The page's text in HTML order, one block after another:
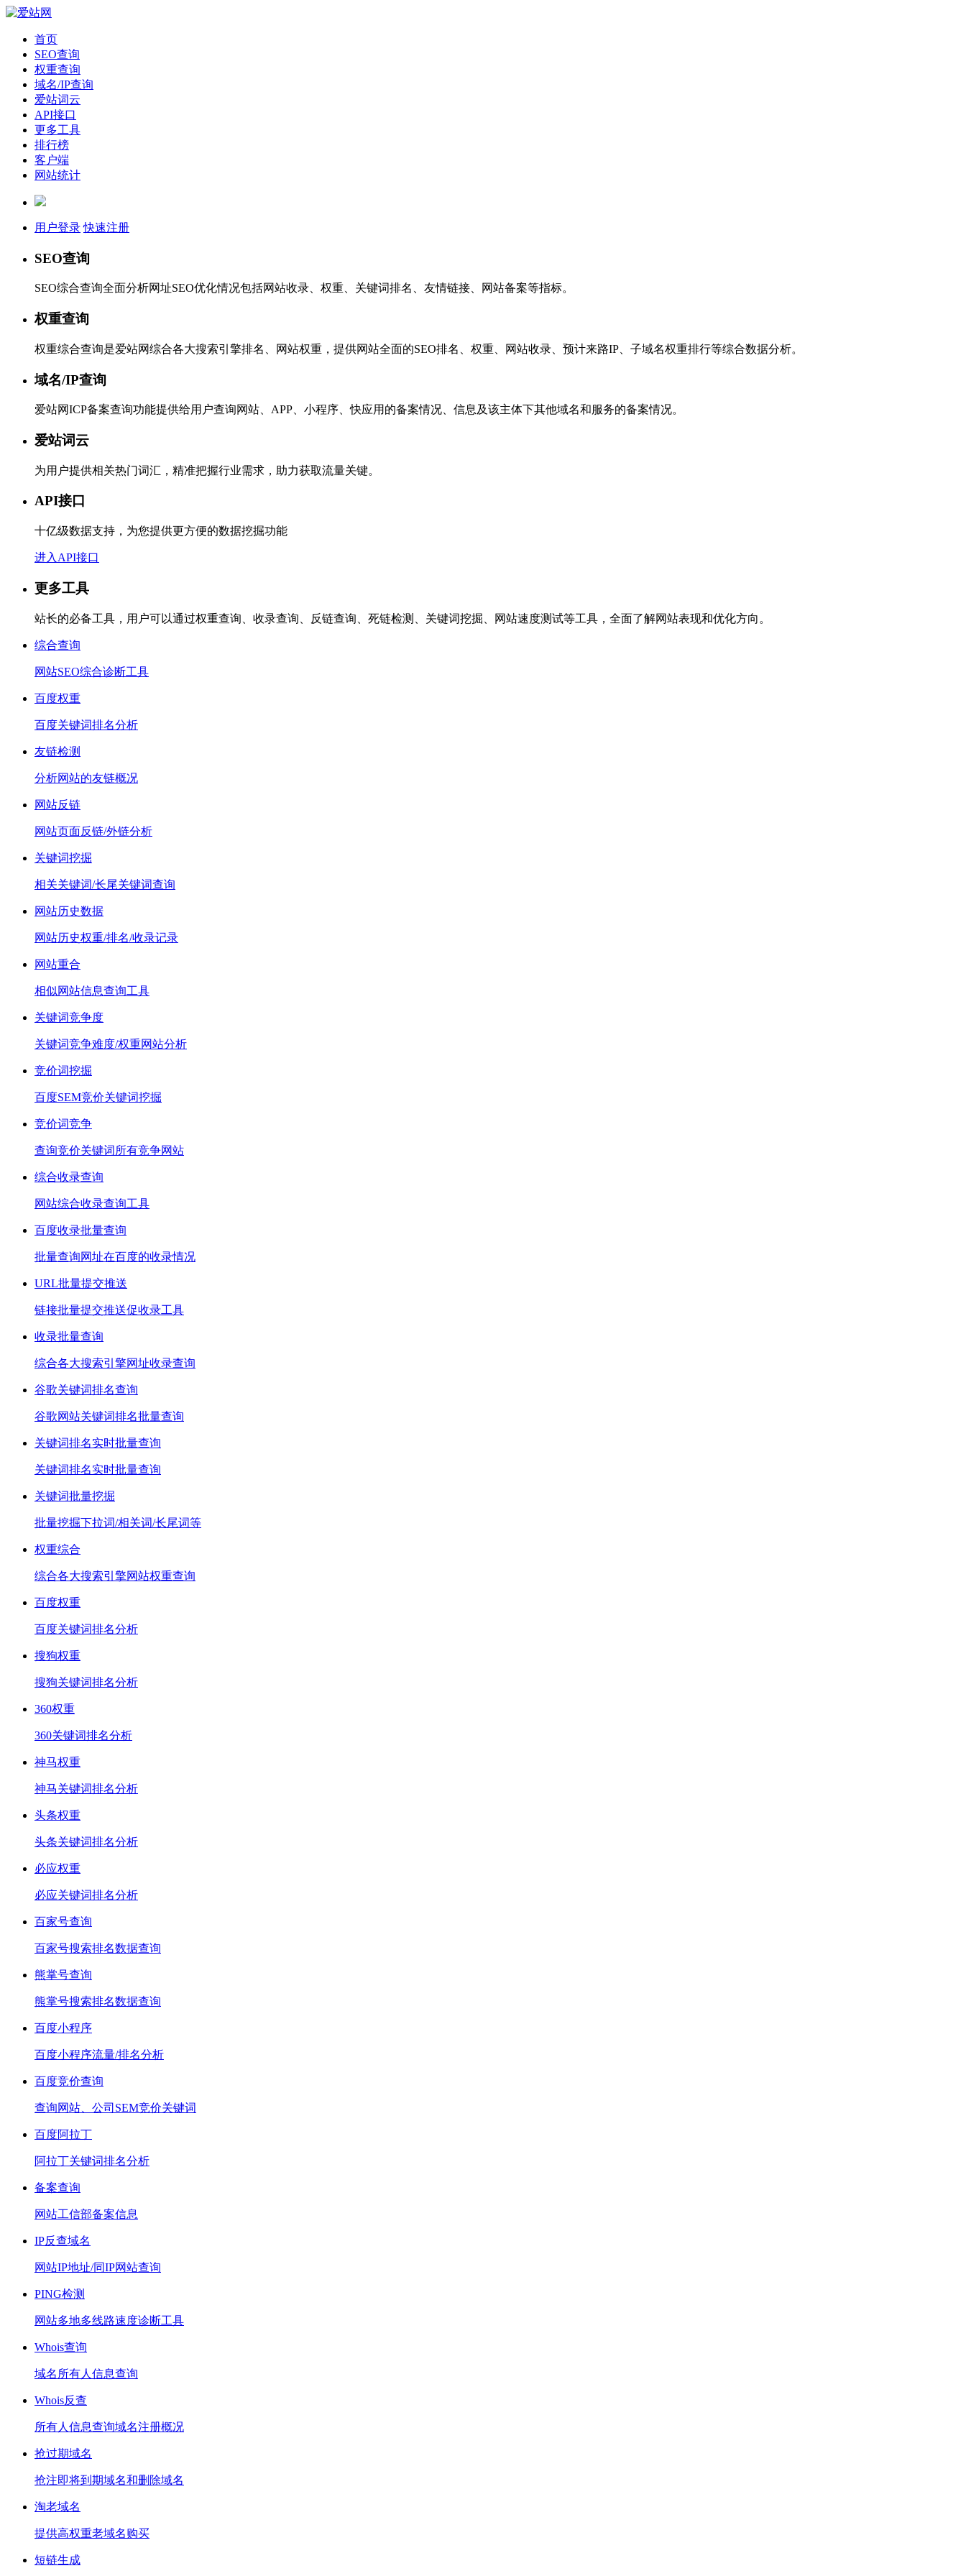
首页
SEO查询
权重查询
域名/IP查询
爱站词云
API接口
更多工具
排行榜
客户端
网站统计
用户登录 快速注册
SEO查询
SEO综合查询全面分析网址SEO优化情况包括网站收录、权重、关键词排名、友情链接、网站备案等指标。
权重查询
权重综合查询是爱站网综合各大搜索引擎排名、网站权重，提供网站全面的SEO排名、权重、网站收录、预计来路IP、子域名权重排行等综合数据分析。
域名/IP查询
爱站网ICP备案查询功能提供给用户查询网站、APP、小程序、快应用的备案情况、信息及该主体下其他域名和服务的备案情况。
爱站词云
为用户提供相关热门词汇，精准把握行业需求，助力获取流量关键。
API接口
十亿级数据支持，为您提供更方便的数据挖掘功能
进入API接口
更多工具
站长的必备工具，用户可以通过权重查询、收录查询、反链查询、死链检测、关键词挖掘、网站速度测试等工具，全面了解网站表现和优化方向。
综合查询
网站SEO综合诊断工具
百度权重
百度关键词排名分析
友链检测
分析网站的友链概况
网站反链
网站页面反链/外链分析
关键词挖掘
相关关键词/长尾关键词查询
网站历史数据
网站历史权重/排名/收录记录
网站重合
相似网站信息查询工具
关键词竞争度
关键词竞争难度/权重网站分析
竞价词挖掘
百度SEM竞价关键词挖掘
竞价词竞争
查询竞价关键词所有竞争网站
综合收录查询
网站综合收录查询工具
百度收录批量查询
批量查询网址在百度的收录情况
URL批量提交推送
链接批量提交推送促收录工具
收录批量查询
综合各大搜索引擎网址收录查询
谷歌关键词排名查询
谷歌网站关键词排名批量查询
关键词排名实时批量查询
关键词排名实时批量查询
关键词批量挖掘
批量挖掘下拉词/相关词/长尾词等
权重综合
综合各大搜索引擎网站权重查询
百度权重
百度关键词排名分析
搜狗权重
搜狗关键词排名分析
360权重
360关键词排名分析
神马权重
神马关键词排名分析
头条权重
头条关键词排名分析
必应权重
必应关键词排名分析
百家号查询
百家号搜索排名数据查询
熊掌号查询
熊掌号搜索排名数据查询
百度小程序
百度小程序流量/排名分析
百度竞价查询
查询网站、公司SEM竞价关键词
百度阿拉丁
阿拉丁关键词排名分析
备案查询
网站工信部备案信息
IP反查域名
网站IP地址/同IP网站查询
PING检测
网站多地多线路速度诊断工具
Whois查询
域名所有人信息查询
Whois反查
所有人信息查询域名注册概况
抢过期域名
抢注即将到期域名和删除域名
淘老域名
提供高权重老域名购买
短链生成